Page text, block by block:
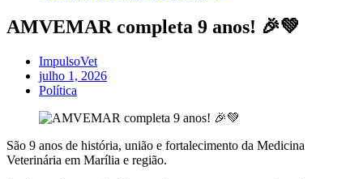
AMVEMAR completa 9 anos! 🎉💚
ImpulsoVet
julho 1, 2026
Política
São 9 anos de história, união e fortalecimento da Medicina
Veterinária em Marília e região.